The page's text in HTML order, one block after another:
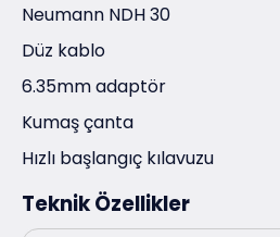
Neumann NDH 30
Düz kablo
6.35mm adaptör
Kumaş çanta
Hızlı başlangıç kılavuzu
Teknik Özellikler